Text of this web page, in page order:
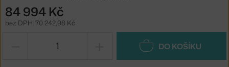
84 994 Kč
bez DPH: 70 242,98 Kč
DO KOŠÍKU